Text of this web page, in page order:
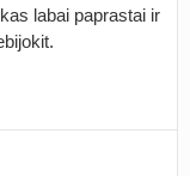
labai paprastai ir